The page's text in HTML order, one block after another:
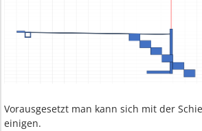
Vorausgesetzt man kann sich mit der
einigen.